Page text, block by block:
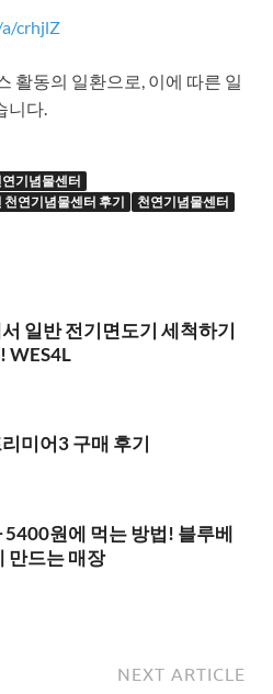
crhjlZ
활동의 일환으로, 이에 따른 일
니다.
기념물센터
천연기념물센터 후기 천연기념물센터
일반 전기면도기 세척하기
WES4L
미어3 구매 후기
원에 먹는 방법! 블루베
만드는 매장
NEXT ARTICLE